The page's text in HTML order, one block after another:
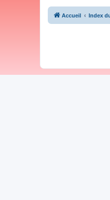
Accueil Index